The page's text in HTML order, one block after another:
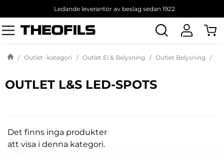
Ledande leverantör av beslag sedan 1922
Sök
produkt
Outlet -kategori Outlet El & Belysning Outlet Belysning
OUTLET L&S LED-SPOTS
Det finns inga produkter
att visa i denna kategori.